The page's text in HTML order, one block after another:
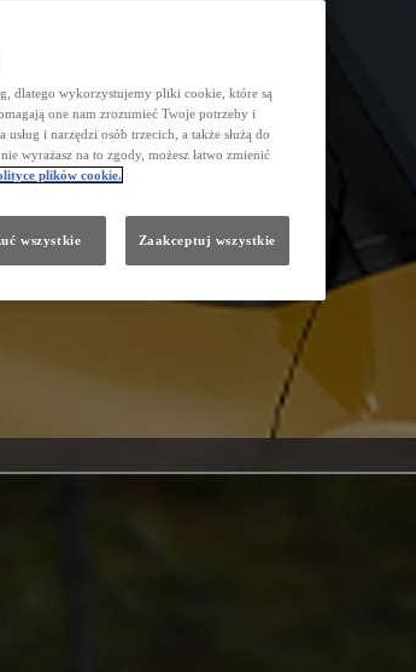
dlatego wykorzystujemy pliki cookie, które są
one nam zrozumieć Twoje potrzeby i
i narzędzi osób trzecich, a także służą do
wyrażasz na to zgody, możesz łatwo zmienić
plików cookie.
wszystkie Zaakceptuj wszystkie